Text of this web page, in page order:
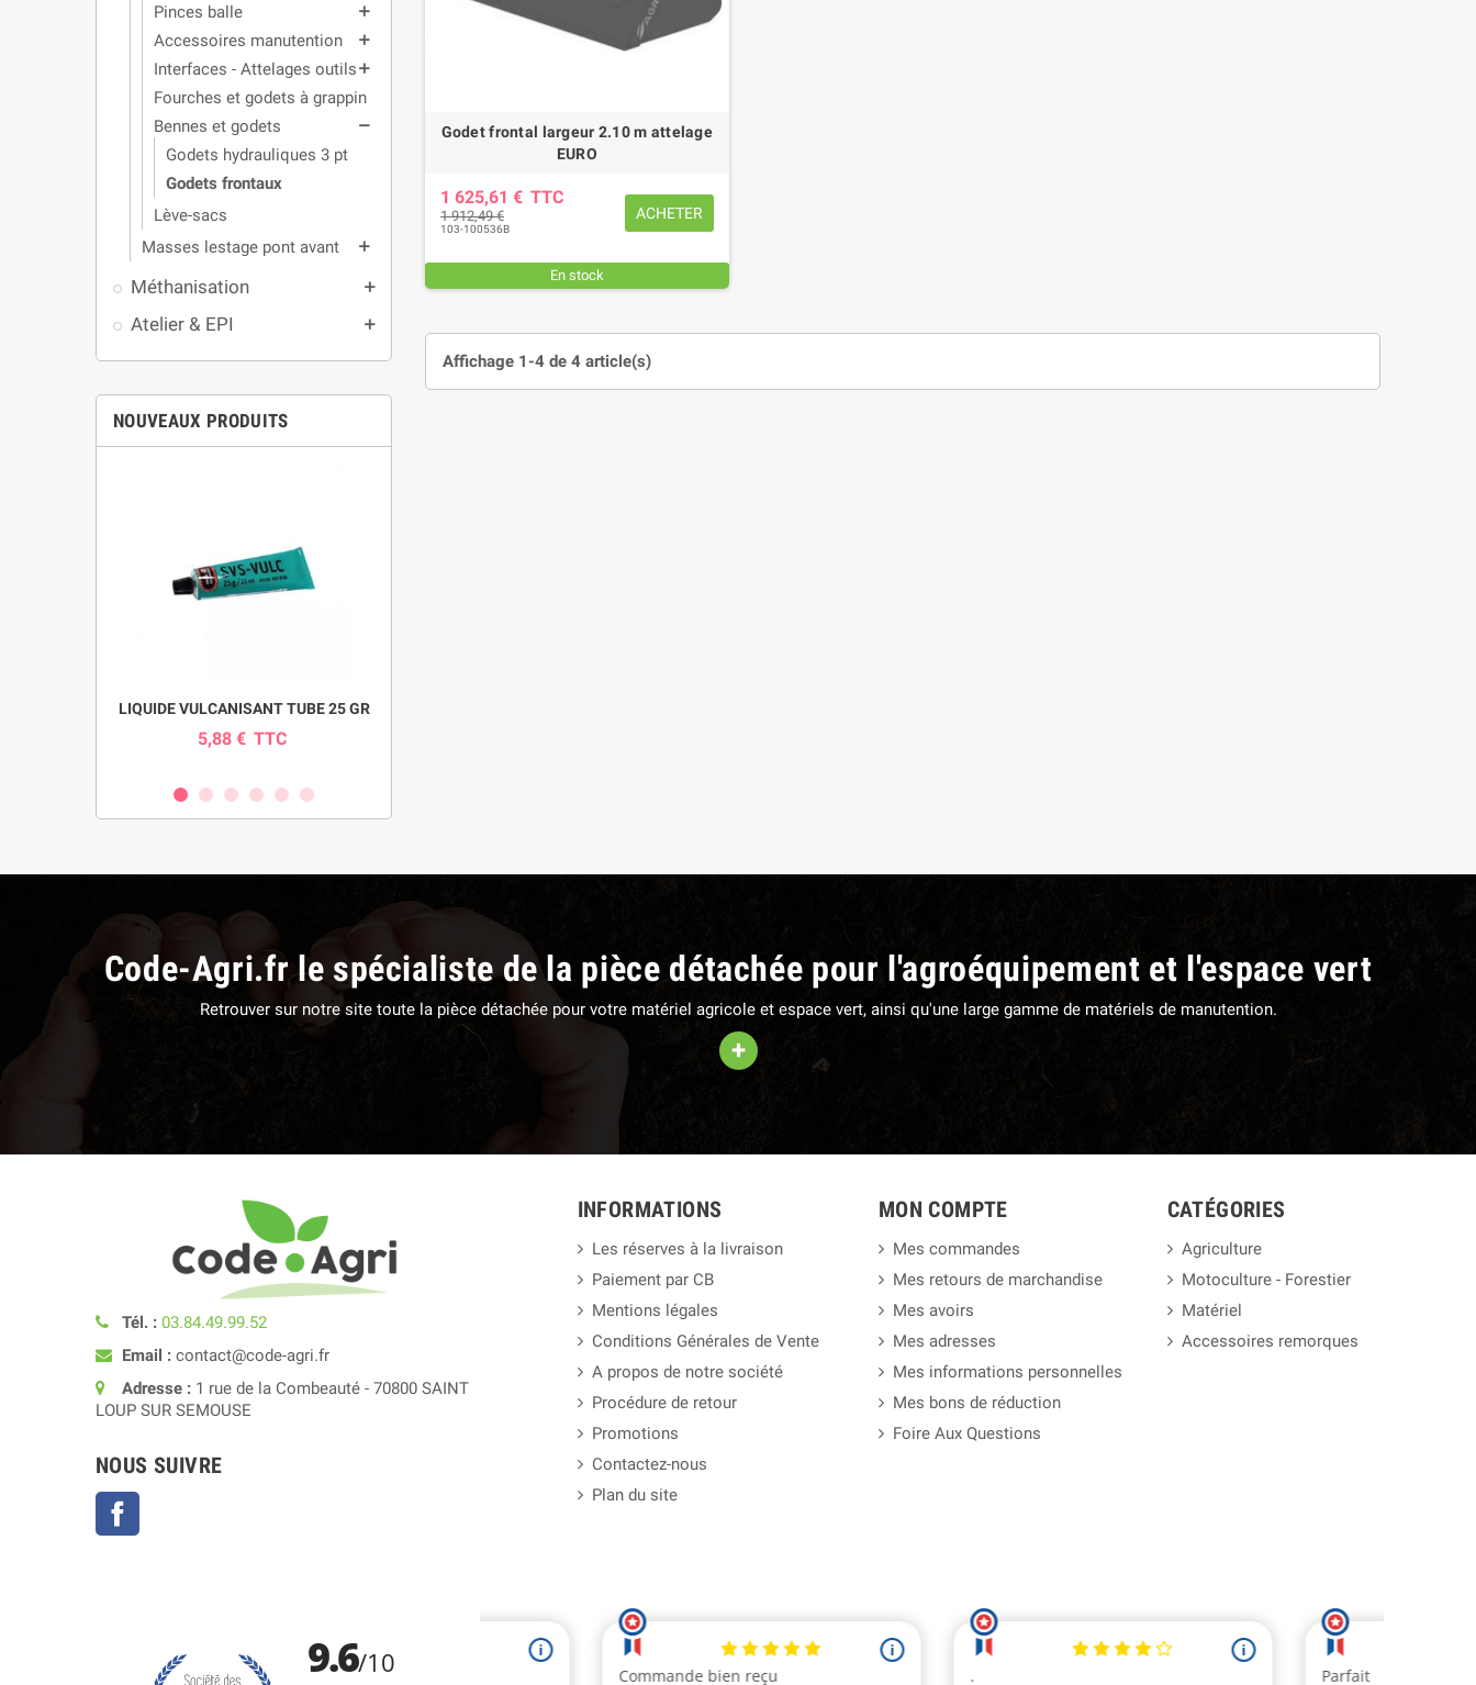
Pinces balle add
Accessoires manutention add
Interfaces - Attelages outilsadd
Fourches et godets à grappin
Bennes et godets
remove
Godets hydrauliques 3 pt
Godets frontaux
Lève-sacs
Masses lestage pont avant
add
Méthanisation add
Atelier & EPI add
NOUVEAUX PRODUITS
LIQUIDE VULCANISANT TUBE 25 GR
5,88 € TTC
Godet frontal largeur 2.10 m attelage
EURO
1 625,61 € TTC
1 912,49 €
103-100536B
ACHETER
En stock
Affichage 1-4 de 4 article(s)
Code-Agri.fr le spécialiste de la pièce détachée pour l'agroéquipement et l'espace vert
Retrouver sur notre site toute la pièce détachée pour votre matériel agricole et espace vert, ainsi qu'une large gamme de matériels de manutention.
+
Tél. : 03.84.49.99.52
Email : contact@code-agri.fr
Adresse : 1 rue de la Combeauté - 70800 SAINT
LOUP SUR SEMOUSE
NOUS SUIVRE
INFORMATIONS
Les réserves à la livraison
Paiement par CB
Mentions légales
Conditions Générales de Vente
A propos de notre société
Procédure de retour
Promotions
Contactez-nous
Plan du site
MON COMPTE
Mes commandes
Mes retours de marchandise
Mes avoirs
Mes adresses
Mes informations personnelles
Mes bons de réduction
Foire Aux Questions
CATÉGORIES
Agriculture
Motoculture - Forestier
Matériel
Accessoires remorques